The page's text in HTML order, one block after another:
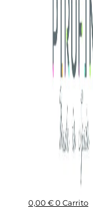
0,00 € 0 Carrito